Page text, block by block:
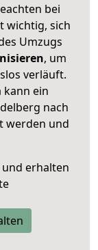
bei
wichtig, sich
Umzugs
, um
verläuft.
ein
nach
werden und
erhalten